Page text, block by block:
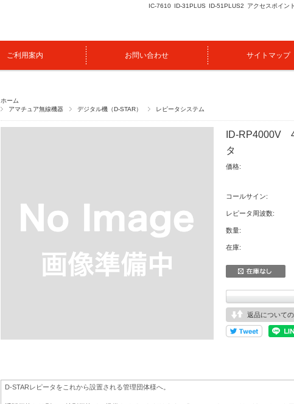
IC-7610 ID-31PLUS ID-51PLUS2 アクセスポイント
ご利用案内 お問い合わせ サイトマップ
ホーム
アマチュア無線機器
デジタル機（D-STAR） レピータシステム
ID-RP4000V
タ
価格:
コールサイン:
レピータ周波数:
数量:
在庫:
返品について
D-STARレピータをこれから設置される管理団体様へ。